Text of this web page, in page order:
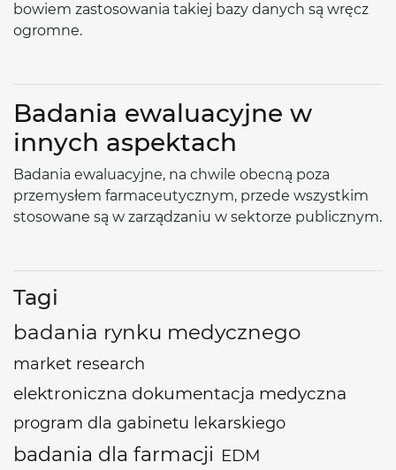
bowiem zastosowania takiej bazy danych są wręcz
ogromne.
Badania ewaluacyjne w
innych aspektach
Badania ewaluacyjne, na chwile obecną poza
przemysłem farmaceutycznym, przede wszystkim
stosowane są w zarządzaniu w sektorze publicznym.
Tagi
badania rynku medycznego
market research
elektroniczna dokumentacja medyczna
program dla gabinetu lekarskiego
badania dla farmacji EDM